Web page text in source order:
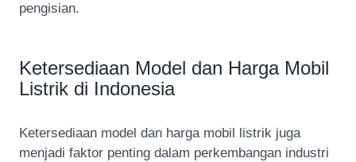
pengisian.
Ketersediaan Model dan Harga Mobil
Listrik di Indonesia
Ketersediaan model dan harga mobil listrik juga
menjadi faktor penting dalam perkembangan industri